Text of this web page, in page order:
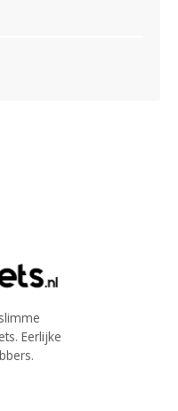
Eerlijke